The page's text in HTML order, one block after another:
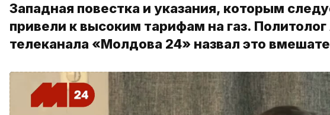
Западная повестка и указания, которым
привели к высоким тарифам на газ.
телеканала «Молдова 24» назвал это